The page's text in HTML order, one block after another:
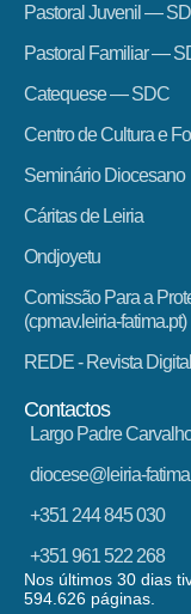
Pastoral Juvenil —
Pastoral Familiar —
Catequese — SDC
Centro de Cultura e
Seminário Diocesano
Cáritas de Leiria
Ondjoyetu
Comissão Para a
(cpmav.leiria-fatima.pt)
REDE - Revista Digital
Contactos
Largo Padre
diocese@leiria-
+351 244 845 030
+351 961 522 268
Nos últimos 30 dias
594.626 páginas.